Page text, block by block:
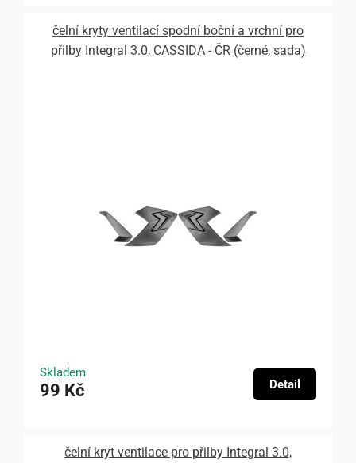
čelní kryty ventilací spodní boční a vrchní pro
přilby Integral 3.0, CASSIDA - ČR (černé, sada)
Skladem
99 Kč Detail
čelní kryt ventilace pro přilby Integral 3.0,